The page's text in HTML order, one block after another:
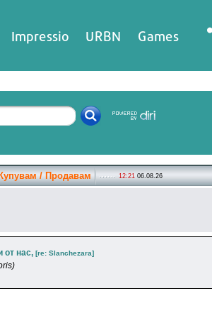
Impressio URBN Games
Купувам / Продавам 12:21 06.08.26
от нас, [re: Slanchezara]